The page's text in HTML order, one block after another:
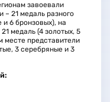
завоевали
– 21 медаль разного
и 6 бронзовых), на
медаль (4 золотых, 5
месте представители
3 серебряные и 3